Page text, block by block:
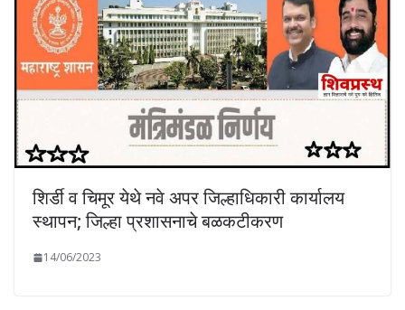
शिर्डी व चिमूर येथे नवे अपर जिल्हाधिकारी कार्यालय
स्थापन; जिल्हा प्रशासनाचे बळकटीकरण
14/06/2023